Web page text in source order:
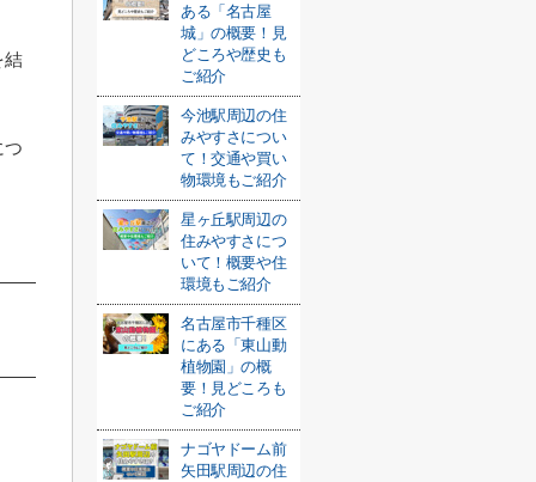
結
つ
ある「名古屋
城」の概要！見
どころや歴史も
ご紹介
今池駅周辺の住
みやすさについ
て！交通や買い
物環境もご紹介
星ヶ丘駅周辺の
住みやすさにつ
いて！概要や住
環境もご紹介
名古屋市千種区
にある「東山動
植物園」の概
要！見どころも
ご紹介
ナゴヤドーム前
矢田駅周辺の住